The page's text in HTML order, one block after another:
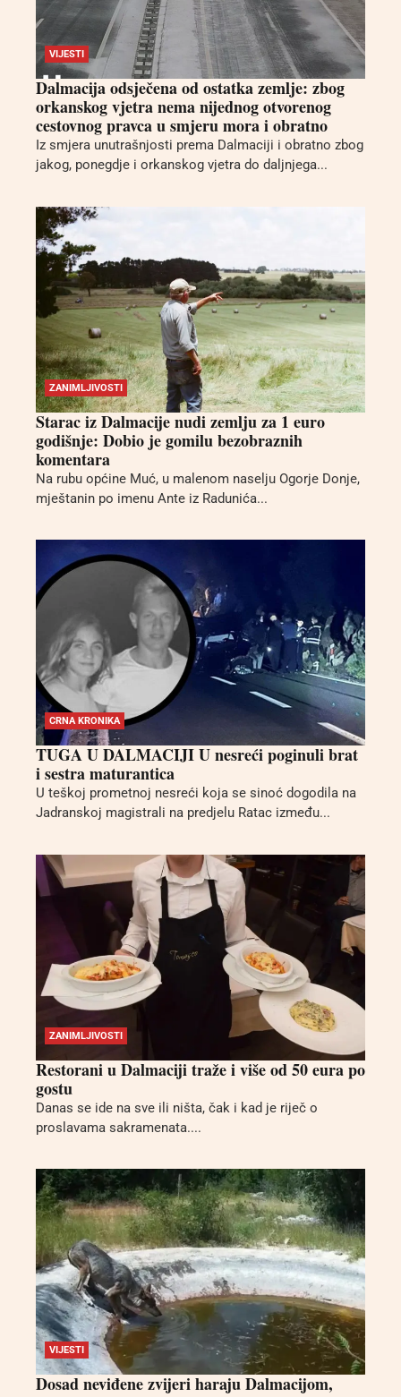
VIJESTI
Dalmacija odsječena od ostatka zemlje: zbog
orkanskog vjetra nema nijednog otvorenog
cestovnog pravca u smjeru mora i obratno
Iz smjera unutrašnjosti prema Dalmaciji i obratno zbog
jakog, ponegdje i orkanskog vjetra do daljnjega...
ZANIMLJIVOSTI
Starac iz Dalmacije nudi zemlju za 1 euro
godišnje: Dobio je gomilu bezobraznih
komentara
Na rubu općine Muć, u malenom naselju Ogorje Donje,
mještanin po imenu Ante iz Radunića...
CRNA KRONIKA
TUGA U DALMACIJI U nesreći poginuli brat
i sestra maturantica
U teškoj prometnoj nesreći koja se sinoć dogodila na
Jadranskoj magistrali na predjelu Ratac između...
ZANIMLJIVOSTI
Restorani u Dalmaciji traže i više od 50 eura po
gostu
Danas se ide na sve ili ništa, čak i kad je riječ o
proslavama sakramenata....
VIJESTI
Dosad neviđene zvijeri haraju Dalmacijom,